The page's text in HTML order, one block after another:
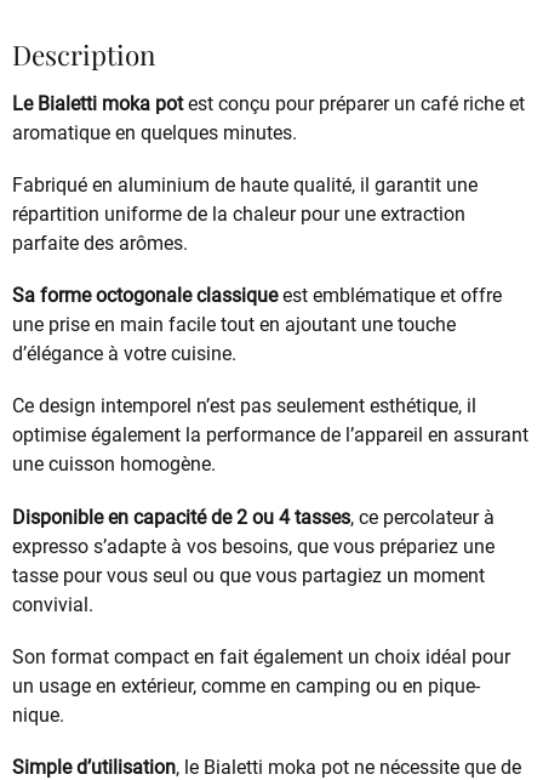
Description
Le Bialetti moka potest conçu pour préparer un café riche et
aromatique en quelques minutes.
Fabriqué en aluminium de haute qualité, il garantit une
répartition uniforme de la chaleur pour une extraction
parfaite des arômes.
Sa forme octogonale classiqueest emblématique et offre
une prise en main facile tout en ajoutant une touche
d’élégance à votre cuisine.
Ce design intemporel n’est pas seulement esthétique, il
optimise également la performance de l’appareil en assurant
une cuisson homogène.
Disponible en capacité de 2 ou 4 tasses, ce percolateur à
expresso s’adapte à vos besoins, que vous prépariez une
tasse pour vous seul ou que vous partagiez un moment
convivial.
Son format compact en fait également un choix idéal pour
un usage en extérieur, comme en camping ou en pique-
nique.
Simple d’utilisation, le Bialetti moka pot ne nécessite que de